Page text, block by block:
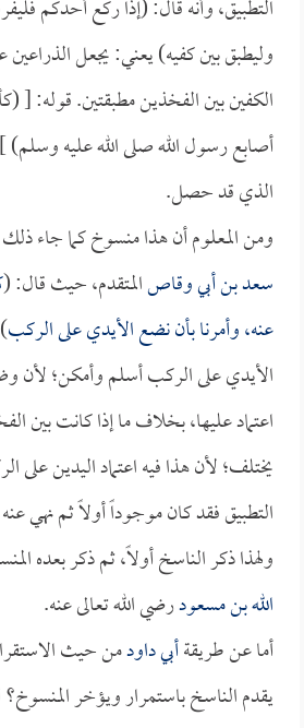
التطبيق، وأنه قال: (إذا ركع أحدكم
وليطبق بين كفيه) يعني: يجعل
الكفين بين الفخذين مطبقتين. قوله: [
أصابع رسول الله صلى الله عليه وسلم)
الذي قد حصل.
ومن المعلوم أن هذا منسوخ كما جاء
سعد بن أبي وقاصالمتقدم، حيث قال: (
عنه، وأمرنا بأن نضع الأيدي على الركب
الأيدي على الركب أسلم وأمكن؛ لأن
اعتماد عليها، بخلاف ما إذا كانت بين
يختلف؛ لأن هذا فيه اعتماد اليدين على
التطبيق فقد كان موجوداً أولاً ثم نهي
ولهذا ذكر الناسخ أولاً، ثم ذكر بعده
الله بن مسعودرضي الله تعالى عنه.
أما عن طريقةأبي داودمن حيث
يقدم الناسخ باستمرار ويؤخر